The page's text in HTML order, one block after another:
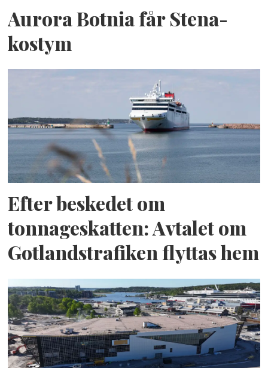
Aurora Botnia får Stena-
kostym
Efter beskedet om
tonnageskatten: Avtalet om
Gotlandstrafiken flyttas hem